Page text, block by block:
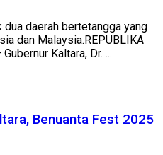
dua daerah bertetangga yang
dan Malaysia.REPUBLIKA
Kaltara, Dr. ...
Benuanta Fest 2025